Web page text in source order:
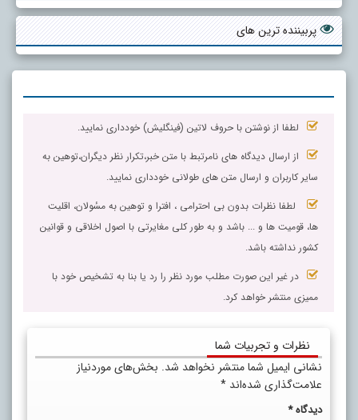
پربیننده ترین های
لطفا از نوشتن با حروف لاتین (فینگلیش) خودداری نمایید.
از ارسال دیدگاه های نامرتبط با متن خبر،تکرار نظر دیگران،توهین به
سایر کاربران و ارسال متن های طولانی خودداری نمایید.
لطفا نظرات بدون بی احترامی ، افترا و توهین به مسٔولان، اقلیت
ها، قومیت ها و ... باشد و به طور کلی مغایرتی با اصول اخلاقی و قوانین
کشور نداشته باشد.
در غیر این صورت مطلب مورد نظر را رد یا بنا به تشخیص خود با
ممیزی منتشر خواهد کرد.
نظرات و تجربیات شما
نشانی ایمیل شما منتشر نخواهد شد. بخش‌های موردنیاز
علامت‌گذاری شده‌اند *
دیدگاه*